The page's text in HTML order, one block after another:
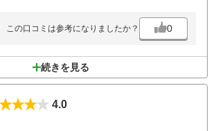
この口コミは参考になりましたか？ 0
続きを見る
4.0